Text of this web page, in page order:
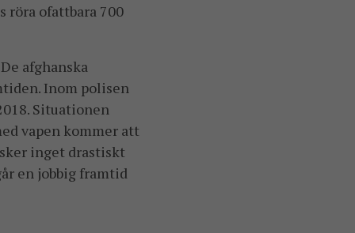
röra ofattbara 700
afghanska
Inom polisen
Situationen
vapen kommer att
inget drastiskt
en jobbig framtid